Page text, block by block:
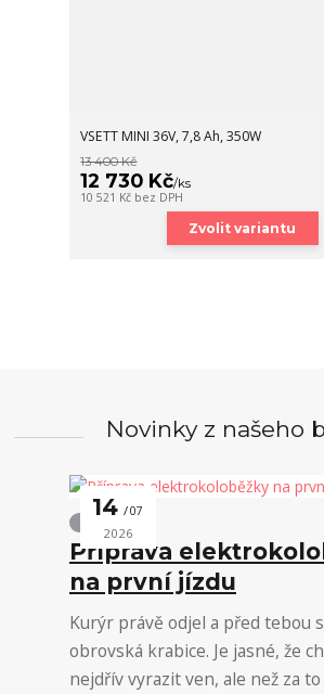
VSETT MINI 36V, 7,8 Ah, 350W
13 400 Kč
12 730 Kč/ks
10 521 Kč bez DPH
Zvolit variantu
Novinky z našeho
14 07
2026
Příprava
na první jízdu
Kurýr právě odjel a před tebou
obrovská krabice. Je jasné, že
nejdřív vyrazit ven, ale než za